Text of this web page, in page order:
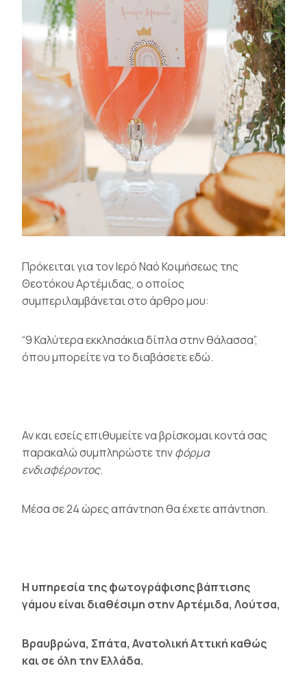
Πρόκειται για τον Ιερό Ναό Κοιμήσεως της
Θεοτόκου Αρτέμιδας, ο οποίος
συμπεριλαμβάνεται στο άρθρο μου:
“9 Καλύτερα εκκλησάκια δίπλα στην θάλασσα”,
όπου μπορείτε να το διαβάσετεεδώ.
Αν και εσείς επιθυμείτε να βρίσκομαι κοντά σας
παρακαλώ συμπληρώστε τηνφόρμα
ενδιαφέροντος.
Μέσα σε 24 ώρες απάντηση θα έχετε απάντηση.
Η υπηρεσία της φωτογράφισης βάπτισης
γάμου είναι διαθέσιμη στην Αρτέμιδα, Λούτσα,
Βραυβρώνα, Σπάτα, Ανατολική Αττική καθώς
και σε όλη την Ελλάδα.